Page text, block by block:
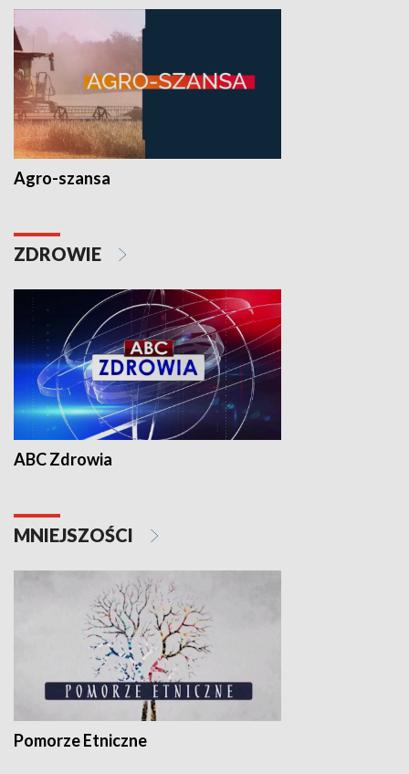
Agro-szansa
ZDROWIE
ABC Zdrowia
MNIEJSZOŚCI
Pomorze Etniczne